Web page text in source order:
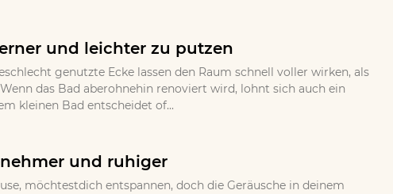
und leichter zu putzen
genutzte Ecke lassen den Raum schnell voller wirken, als
das Bad aberohnehin renoviert wird, lohnt sich auch ein
kleinen Bad entscheidet of...
und ruhiger
möchtestdich entspannen, doch die Geräusche in deinem